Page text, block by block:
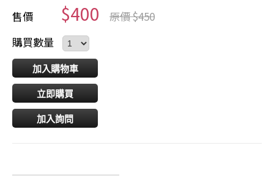
售價 $400
原價 $450
購買數量
加入購物車
立即購買
加入詢問